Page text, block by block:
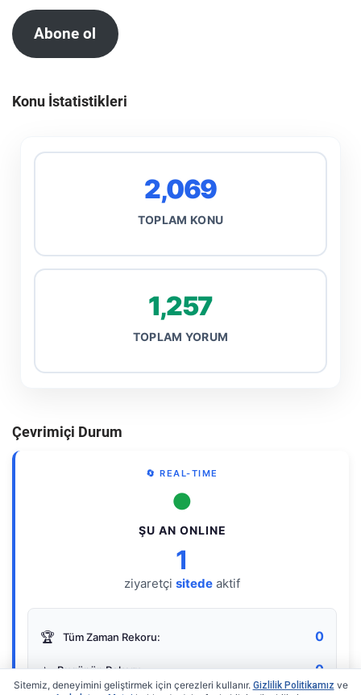
Abone ol
Konu İstatistikleri
2,069
TOPLAM KONU
1,257
TOPLAM YORUM
Çevrimiçi Durum
🔄 REAL-TIME
●
ŞU AN ONLINE
1
ziyaretçi sitede aktif
🏆 Tüm Zaman Rekoru: 0
⭐ Bugünün Rekoru: 0
Sitemiz, deneyimini geliştirmek için çerezleri kullanır. Gizlilik Politikamız ve